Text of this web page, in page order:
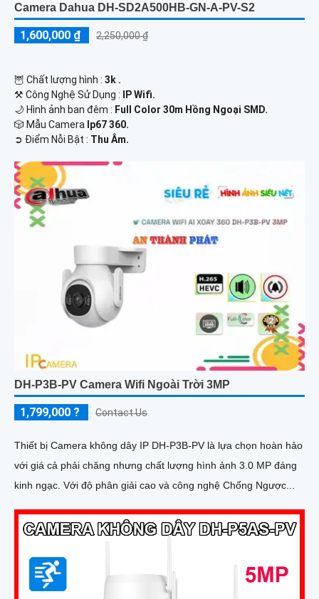
Camera Dahua DH-SD2A500HB-GN-A-PV-S2
1,600,000 ₫ 2,250,000 ₫
🦉 Chất lượng hình : 3k .
⚒ Công Nghệ Sử Dụng :
IP Wifi.
🌙 Hình ảnh ban đêm : Full Color 30m Hồng Ngoại SMD.
🎲 Mẫu Camera Ip67 360.
️➲ Điểm Nỗi Bật : Thu Âm.
DH-P3B-PV Camera Wifi Ngoài Trời 3MP
1,799,000 ? Contact Us
Thiết bị Camera không dây IP DH-P3B-PV là lựa chọn hoàn hảo
với giá cả phải chăng nhưng chất lượng hình ảnh 3.0 MP đáng
kinh ngạc. Với độ phân giải cao và công nghệ Chống Ngược...